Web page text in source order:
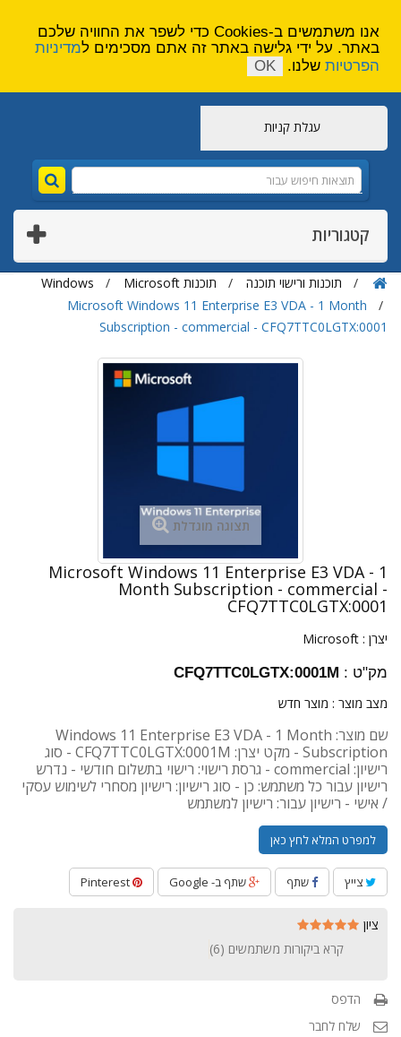
עגלת קניות
קטגוריות
תוכנות ורישוי תוכנה תוכנות Microsoft
Windows
Microsoft Windows 11 Enterprise E3 VDA - 1 Month
Subscription - commercial - CFQ7TTC0LGTX:0001
תצוגה מוגדלת
Microsoft Windows 11 Enterprise E3 VDA - 1
Month Subscription - commercial -
CFQ7TTC0LGTX:0001
יצרן : Microsoft
מק"ט : CFQ7TTC0LGTX:0001M
מצב מוצר : מוצר חדש
שם מוצר: Windows 11 Enterprise E3 VDA - 1 Month
Subscription - מקט יצרן: CFQ7TTC0LGTX:0001M - סוג
רישיון: commercial - גרסת רישוי: רישוי בתשלום חודשי - נדרש
רישיון עבור כל משתמש: כן - סוג רישיון: רישיון מסחרי לשימוש עסקי
/ אישי - רישיון עבור: רישיון למשתמש
למפרט המלא לחץ כאן
צייץ שתף שתף ב- Google
ציון
קרא ביקורות משתמשים (6
)
הדפס
שלח לחבר
אנו משתמשים ב-Cookies כדי לשפר את החוויה שלכם
באתר. על ידי גלישה באתר זה אתם מסכימים למדיניות
הפרטיות שלנו. OK